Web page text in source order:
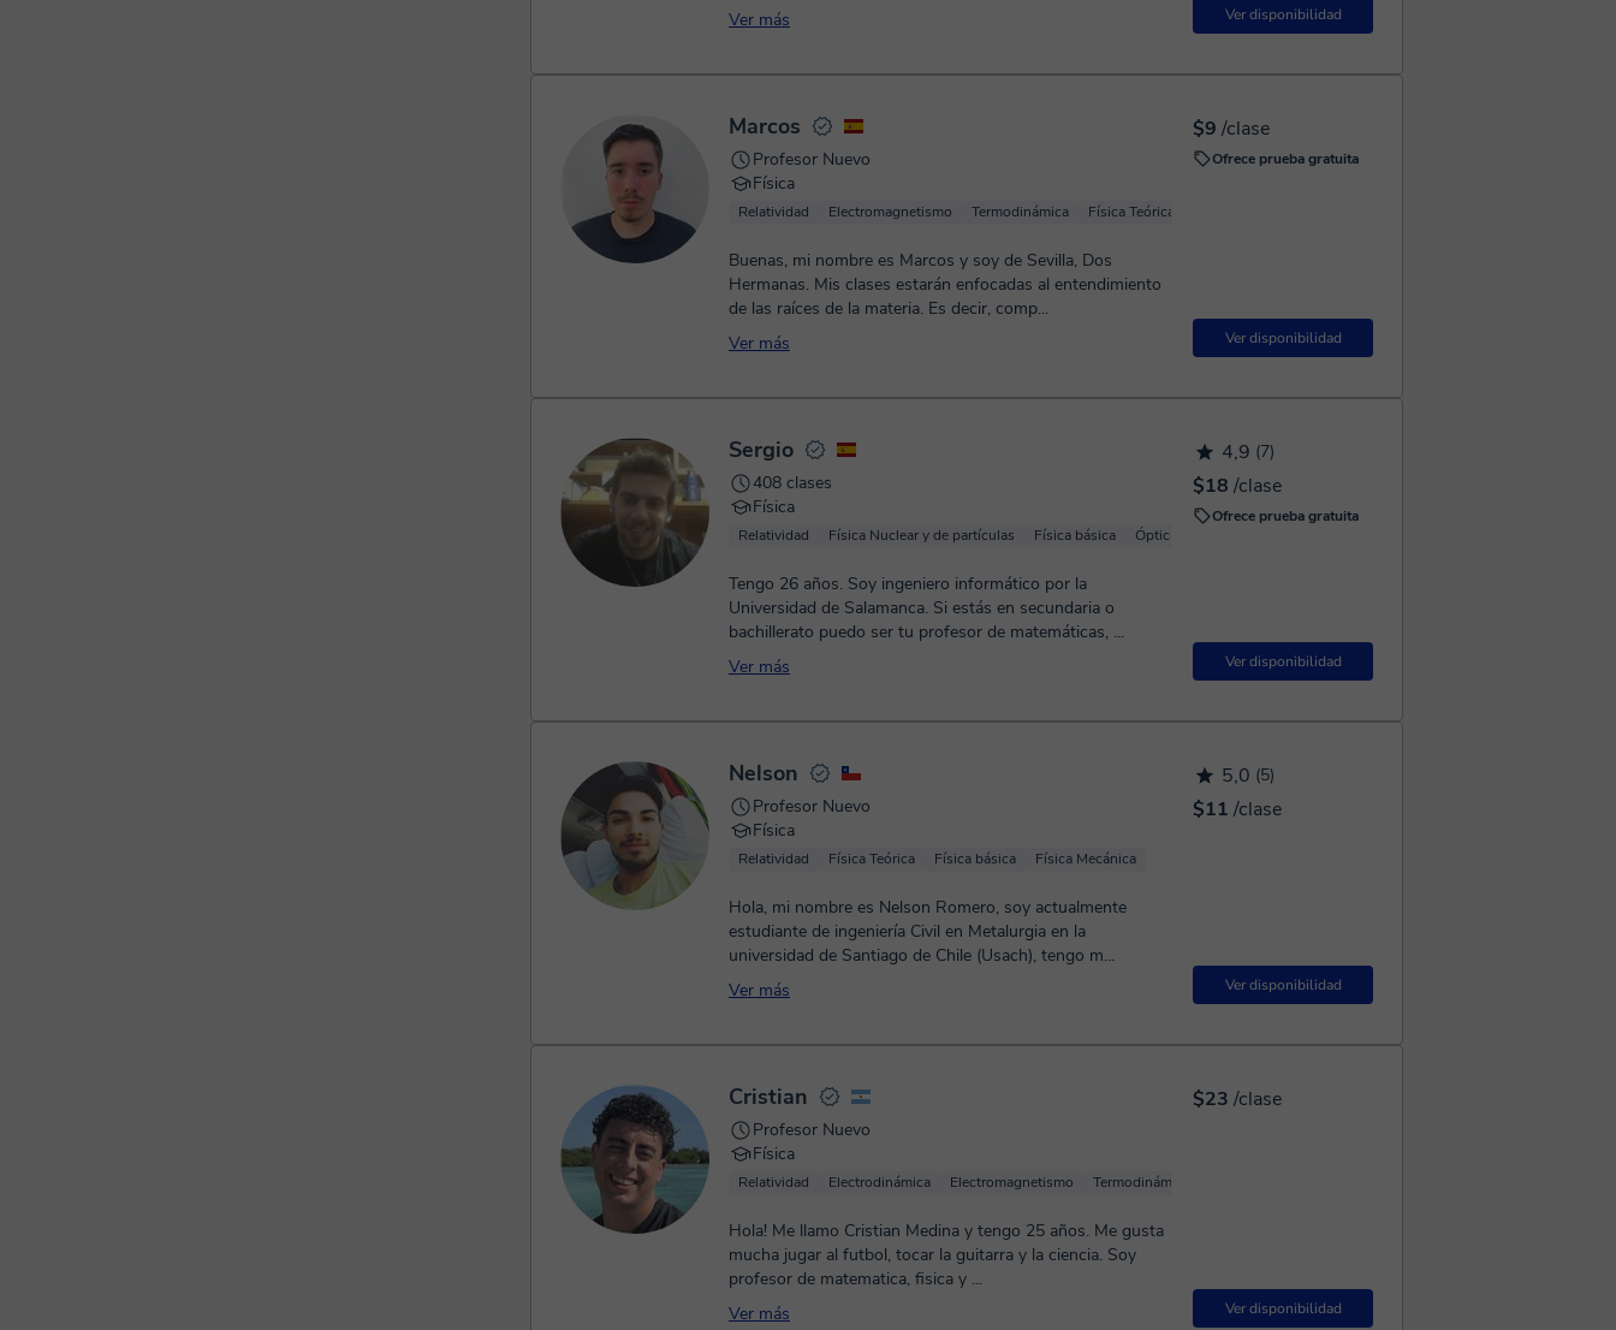
Ver disponibilidad
Ver más
$9 /clase
Ofrece prueba gratuita
Ver disponibilidad
Marcos
Profesor Nuevo
Física
Relatividad Electromagnetismo Termodinámica Física Teórica
Buenas, mi nombre es Marcos y soy de Sevilla, Dos
Hermanas. Mis clases estarán enfocadas al entendimiento
de las raíces de la materia. Es decir, comp...
Ver más
4,9 (7)
$18 /clase
Ofrece prueba gratuita
Ver disponibilidad
Sergio
408 clases
Física
Relatividad Física Nuclear y de partículas Física básica Óptica
Tengo 26 años. Soy ingeniero informático por la
Universidad de Salamanca. Si estás en secundaria o
bachillerato puedo ser tu profesor de matemáticas, ...
Ver más
5,0 (5)
$11 /clase
Ver disponibilidad
Nelson
Profesor Nuevo
Física
Relatividad Física Teórica Física básica Física Mecánica
Hola, mi nombre es Nelson Romero, soy actualmente
estudiante de ingeniería Civil en Metalurgia en la
universidad de Santiago de Chile (Usach), tengo m...
Ver más
$23 /clase
Ver disponibilidad
Cristian
Profesor Nuevo
Física
Relatividad Electrodinámica Electromagnetismo Termodinámica
Hola! Me llamo Cristian Medina y tengo 25 años. Me gusta
mucha jugar al futbol, tocar la guitarra y la ciencia. Soy
profesor de matematica, fisica y ...
Ver más